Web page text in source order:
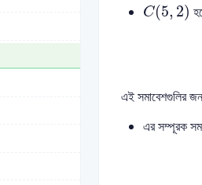
C(5, 2)
C(5 2)
এই সমাবেশগুলির
এর সম্পূরক